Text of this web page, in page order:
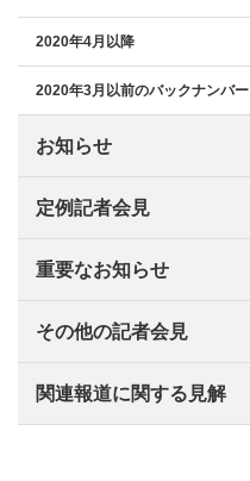
2020年4月以降
2020年3月以前のバックナンバー
お知らせ
定例記者会見
重要なお知らせ
その他の記者会見
関連報道に関する見解